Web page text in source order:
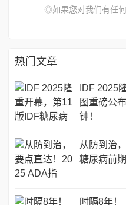
◎如果您对我们有任何
热门文章
IDF 2025
图重磅公
钟！
从防到治
糖尿病前
时隔8年！